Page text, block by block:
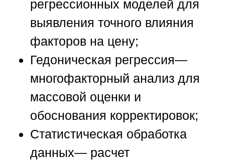
регрессионных моделей для
выявления точного влияния
факторов на цену;
Гедоническая регрессия—
многофакторный анализ для
массовой оценки и
обоснования корректировок;
Статистическая обработка
данных— расчет